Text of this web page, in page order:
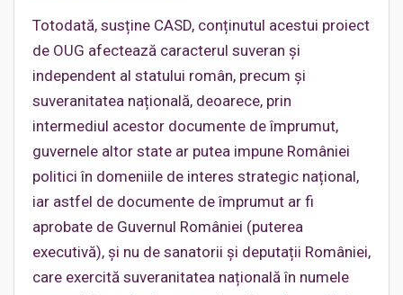
Totodată, susține CASD, conținutul acestui proiect
de OUG afectează caracterul suveran și
independent al statului român, precum și
suveranitatea națională, deoarece, prin
intermediul acestor documente de împrumut,
guvernele altor state ar putea impune României
politici în domeniile de interes strategic național,
iar astfel de documente de împrumut ar fi
aprobate de Guvernul României (puterea
executivă), și nu de sanatorii și deputații României,
care exercită suveranitatea națională în numele